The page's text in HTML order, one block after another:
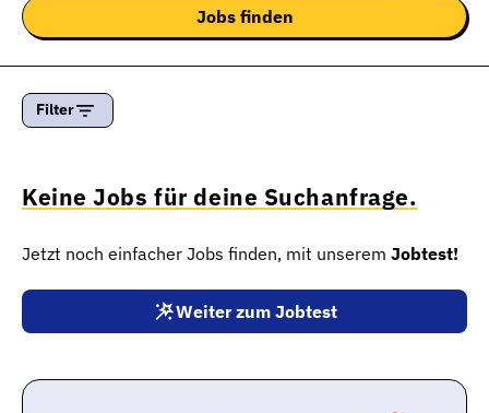
Filter
Keine Jobs für deine Suchanfrage.
Jetzt noch einfacher Jobs finden, mit unserem Jobtest!
Weiter zum Jobtest